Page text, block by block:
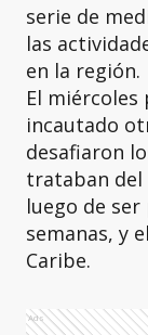
serie de
las
en la región.
El miércoles
incautado
desafiaron
trataban del
luego de
semanas, y
Caribe.
Ads